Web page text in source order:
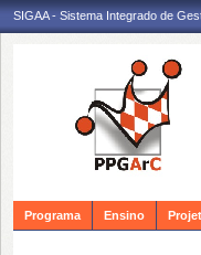
SIGAA - Sistema Integrado de
Programa Ensino